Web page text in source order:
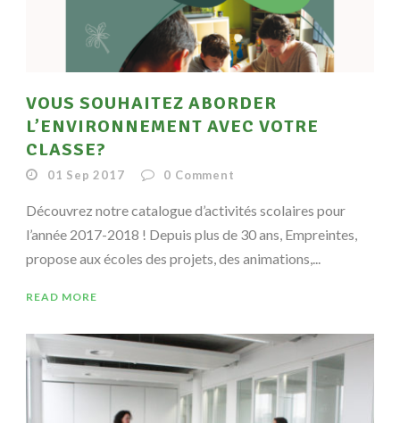
VOUS SOUHAITEZ ABORDER
L’ENVIRONNEMENT AVEC VOTRE
CLASSE?
01 Sep 2017 0 Comment
Découvrez notre catalogue d’activités scolaires pour
l’année 2017-2018 ! Depuis plus de 30 ans, Empreintes,
propose aux écoles des projets, des animations,...
READ MORE